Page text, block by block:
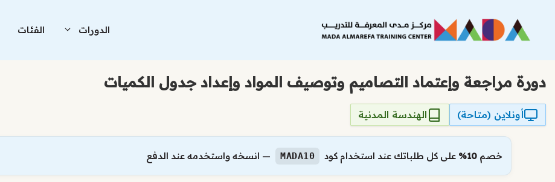
المحتوى
الدورات الفئات
دورة مراجعة وإعتماد التصاميم وتوصيف المواد وإعداد جدول الكميات
أونلاين (متاحة) الهندسة المدنية
خصم 10% على كل طلباتك عند استخدام كود MADA10 — انسخه واستخدمه عند الدفع